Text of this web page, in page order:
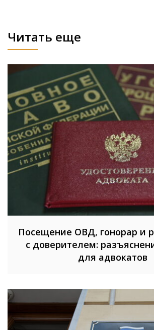
Читать еще
Посещение ОВД, гонорар и
с доверителем:
для адвокатов